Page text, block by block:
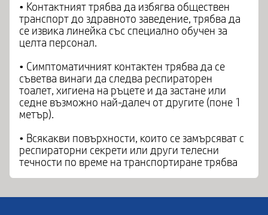
• Контактният трябва да избягва обществен
транспорт до здравното заведение, трябва да
се извика линейка със специално обучен за
целта персонал.
• Симптоматичният контактен трябва да се
съветва винаги да следва респираторен
тоалет, хигиена на ръцете и да застане или
седне възможно най-далеч от другите (поне 1
метър).
• Всякакви повърхности, които се замърсяват с
респираторни секрети или други телесни
течности по време на транспортиране трябва